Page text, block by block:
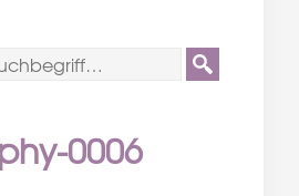
0006